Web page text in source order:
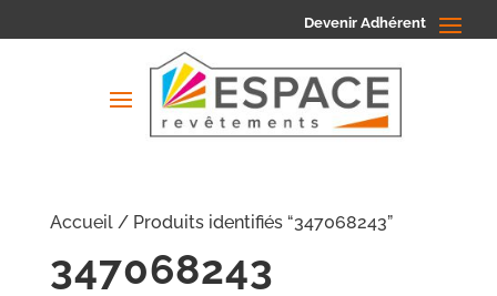
Devenir Adhérent
Accueil/ Produits identifiés “347068243”
347068243